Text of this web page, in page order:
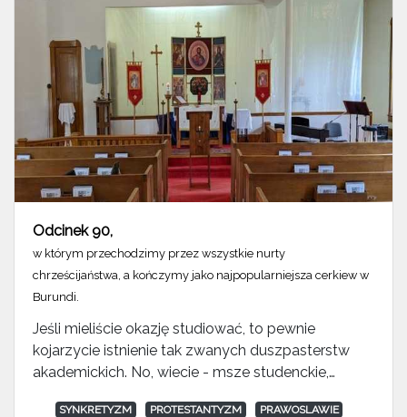
Odcinek 90,
w którym przechodzimy przez wszystkie nurty
chrześcijaństwa, a kończymy jako najpopularniejsza cerkiew w
Burundi.
Jeśli mieliście okazję studiować, to pewnie
kojarzycie istnienie tak zwanych duszpasterstw
akademickich. No, wiecie - msze studenckie,…
SYNKRETYZM PROTESTANTYZM
PRAWOSLAWIE